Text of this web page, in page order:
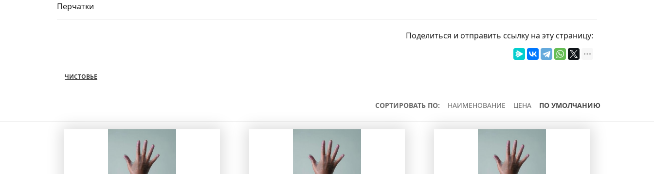
Перчатки
Поделиться и отправить ссылку на эту страницу:
ЧИСТОВЬЕ
СОРТИРОВАТЬ ПО: НАИМЕНОВАНИЕ ЦЕНА ПО УМОЛЧАНИЮ